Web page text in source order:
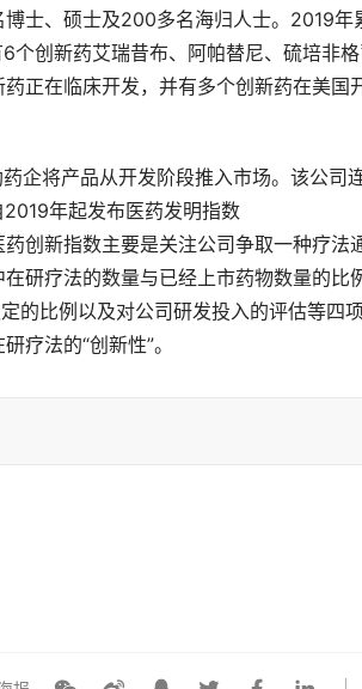
士、硕士及200多名海归人士。2019年
个创新药艾瑞昔布、阿帕替尼、硫培非格
正在临床开发，并有多个创新药在美国
企将产品从开发阶段推入市场。该公司
年起发布医药发明指数
创新指数主要是关注公司争取一种疗法
研疗法的数量与已经上市药物数量的比例
的比例以及对公司研发投入的评估等四
疗法的“创新性”。